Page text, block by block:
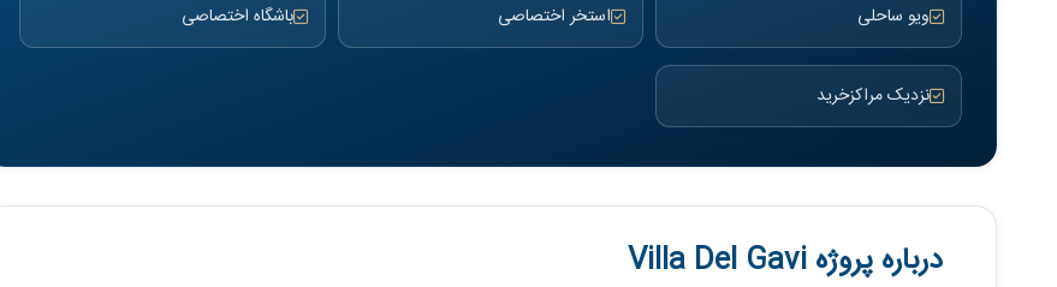
ویو ساحلی استخر اختصاصی باشگاه اختصاصی
نزدیک مراکزخرید
درباره پروژه Villa Del Gavi